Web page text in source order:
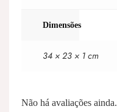
Dimensões
34 × 23 × 1 cm
Não há avaliações ainda.